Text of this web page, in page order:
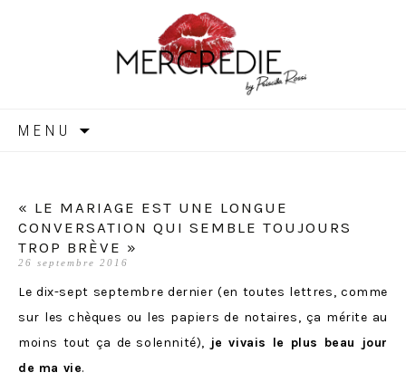
MERCREDIE
MENU
« LE MARIAGE EST UNE LONGUE
CONVERSATION QUI SEMBLE TOUJOURS
TROP BRÈVE »
26 septembre 2016
Le dix-sept septembre dernier (en toutes lettres, comme
sur les chèques ou les papiers de notaires, ça mérite au
moins tout ça de solennité), je vivais le plus beau jour
de ma vie.